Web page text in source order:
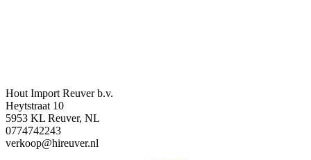
Hout Import Reuver b.v.
Heytstraat 10
5953 KL Reuver, NL
0774742243
verkoop@hireuver.nl